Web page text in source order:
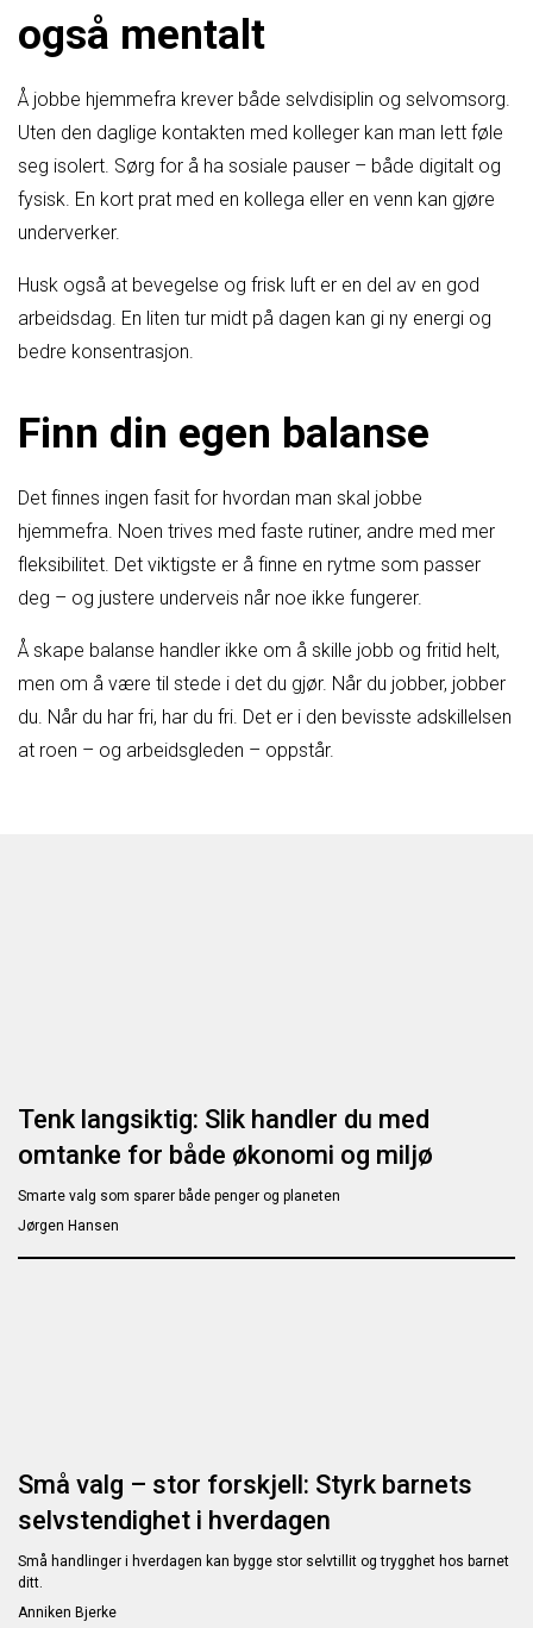
også mentalt
Å jobbe hjemmefra krever både selvdisiplin og selvomsorg.
Uten den daglige kontakten med kolleger kan man lett føle
seg isolert. Sørg for å ha sosiale pauser – både digitalt og
fysisk. En kort prat med en kollega eller en venn kan gjøre
underverker.
Husk også at bevegelse og frisk luft er en del av en god
arbeidsdag. En liten tur midt på dagen kan gi ny energi og
bedre konsentrasjon.
Finn din egen balanse
Det finnes ingen fasit for hvordan man skal jobbe
hjemmefra. Noen trives med faste rutiner, andre med mer
fleksibilitet. Det viktigste er å finne en rytme som passer
deg – og justere underveis når noe ikke fungerer.
Å skape balanse handler ikke om å skille jobb og fritid helt,
men om å være til stede i det du gjør. Når du jobber, jobber
du. Når du har fri, har du fri. Det er i den bevisste adskillelsen
at roen – og arbeidsgleden – oppstår.
Tenk langsiktig: Slik handler du med
omtanke for både økonomi og miljø
Smarte valg som sparer både penger og planeten
Jørgen Hansen
Små valg – stor forskjell: Styrk barnets
selvstendighet i hverdagen
Små handlinger i hverdagen kan bygge stor selvtillit og trygghet hos barnet
ditt.
Anniken Bjerke